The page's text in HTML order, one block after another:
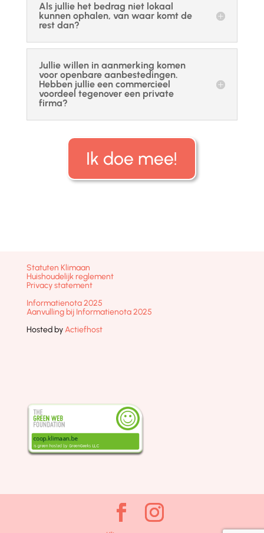
Als jullie het bedrag niet lokaal
kunnen ophalen, van waar komt de
rest dan?
Jullie willen in aanmerking komen
voor openbare aanbestedingen.
Hebben jullie een commercieel
voordeel tegenover een private
firma?
Ik doe mee!
Statuten Klimaan
Huishoudelijk reglement
Privacy statement
Informatienota 2025
Aanvulling bij Informatienota 2025
Hosted byActiefhost